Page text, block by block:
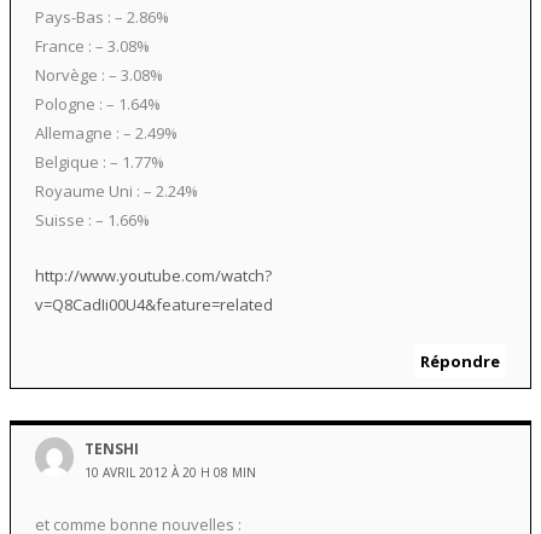
Pays-Bas : – 2.86%
France : – 3.08%
Norvège : – 3.08%
Pologne : – 1.64%
Allemagne : – 2.49%
Belgique : – 1.77%
Royaume Uni : – 2.24%
Suisse : – 1.66%
http://www.youtube.com/watch?
v=Q8CadIi00U4&feature=related
Répondre
TENSHI
10 AVRIL 2012 À 20 H 08 MIN
et comme bonne nouvelles :